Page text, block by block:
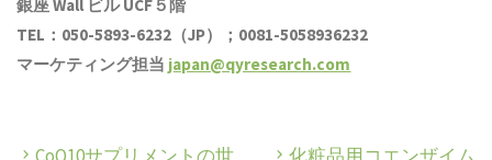
銀座 Wall ビル UCF５階
TEL：050-5893-6232（JP）；0081-5058936232
マーケティング担当 japan@qyresearch.com
CoQ10サプリメントの世
化粧品用コエンザイム